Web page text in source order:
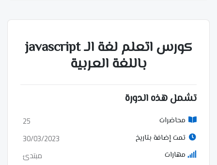
كورس اتعلم لغة الـ javascript
باللغة العربية
تشمل هذه الدورة
محاضرات 25
تمت إضافة بتاريخ 30/03/2023
مهارات مبتدئ